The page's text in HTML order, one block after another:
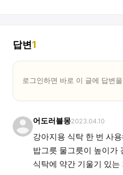
답변1
로그인하면 바로 이 글에 답변
어도러블몽2023.04.10
강아지용 식탁 한 번 사
밥그릇 물그릇이 높이가
식탁에 약간 기울기 있